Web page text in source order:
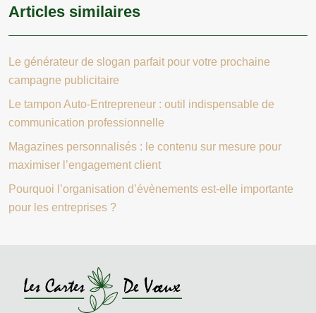
Articles similaires
Le générateur de slogan parfait pour votre prochaine
campagne publicitaire
Le tampon Auto-Entrepreneur : outil indispensable de
communication professionnelle
Magazines personnalisés : le contenu sur mesure pour
maximiser l’engagement client
Pourquoi l’organisation d’évènements est-elle importante
pour les entreprises ?